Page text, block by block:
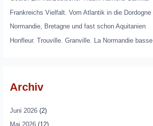
Frankreichs Vielfalt. Vom Atlantik in die Dordogne
Normandie, Bretagne und fast schon Aquitanien
Honfleur. Trouville. Granville. La Normandie basse.
Archiv
Juni 2026(2)
Mai 2026(12)